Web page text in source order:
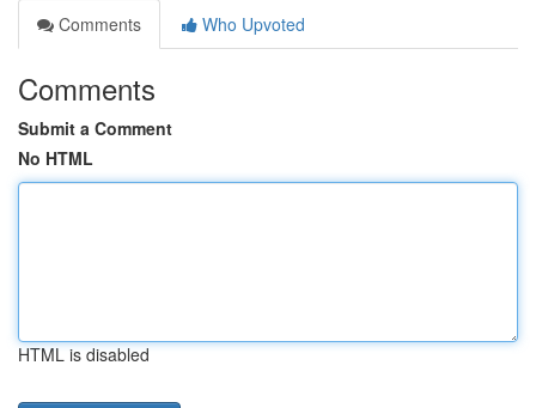
Comments
Who Upvoted
Comments
Submit a Comment
No HTML
HTML is disabled